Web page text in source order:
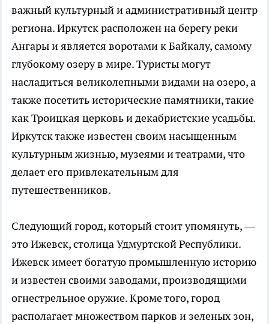
важный культурный и административный центр
региона. Иркутск расположен на берегу реки
Ангары и является воротами к Байкалу, самому
глубокому озеру в мире. Туристы могут
насладиться великолепными видами на озеро, а
также посетить исторические памятники, такие
как Троицкая церковь и декабристские усадьбы.
Иркутск также известен своим насыщенным
культурным жизнью, музеями и театрами, что
делает его привлекательным для
путешественников.
Следующий город, который стоит упомянуть, —
это Ижевск, столица Удмуртской Республики.
Ижевск имеет богатую промышленную историю
и известен своими заводами, производящими
огнестрельное оружие. Кроме того, город
располагает множеством парков и зеленых зон,